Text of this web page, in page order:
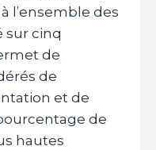
l’ensemble des
sur cinq
de
de
et de
de
hautes